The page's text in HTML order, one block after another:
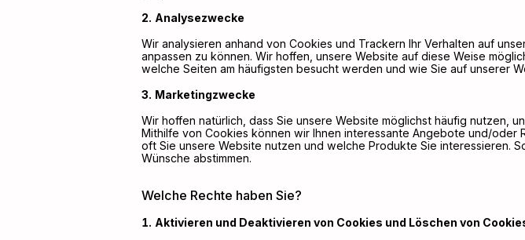
Analysezwecke
Wir analysieren anhand von Cookies und Trackern Ihr Verhalten auf
anpassen zu können. Wir hoffen, unsere Website auf diese Weise
welche Seiten am häufigsten besucht werden und wie Sie auf unserer
Marketingzwecke
Wir hoffen natürlich, dass Sie unsere Website möglichst häufig nutzen,
Mithilfe von Cookies können wir Ihnen interessante Angebote und/
oft Sie unsere Website nutzen und welche Produkte Sie interessieren.
Wünsche abstimmen.
Welche Rechte haben Sie?
Aktivieren und Deaktivieren von Cookies und Löschen von